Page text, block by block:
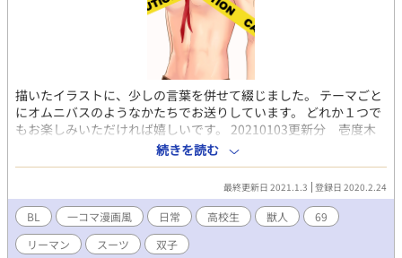
描いたイラストに、少しの言葉を併せて綴じました。 テーマごと
にオムニバスのようなかたちでお送りしています。 どれか１つで
もお楽しみいただければ嬉しいです。 20210103更新分 壱度木
里乃☆イッチー☆ドッキリーノ☆さんとコラボさせていただいて
います。 壱度木里乃☆イッチー☆ドッキリーノ☆さん及びコラボ
作品へのジャンプはフリースペースに記載してます♡
続きを読む
最終更新日 2021.1.3 登録日 2020.2.24
BL 一コマ漫画風 日常 高校生 獣人
69
リーマン
スーツ 双子